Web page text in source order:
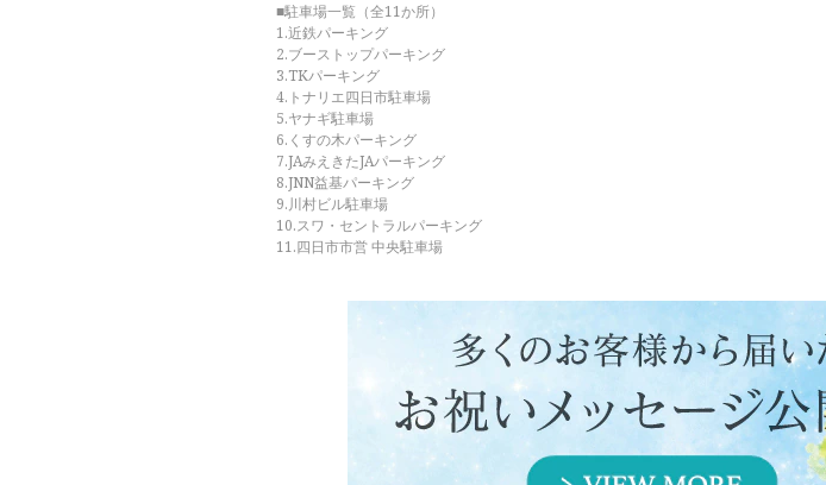
■駐車場一覧（全11か所）
1.近鉄パーキング
2.ブーストップパーキング
3.TKパーキング
4.トナリエ四日市駐車場
5.ヤナギ駐車場
6.くすの木パーキング
7.JAみえきたJAパーキング
8.JNN益基パーキング
9.川村ビル駐車場
10.スワ・セントラルパーキング
11.四日市市営 中央駐車場